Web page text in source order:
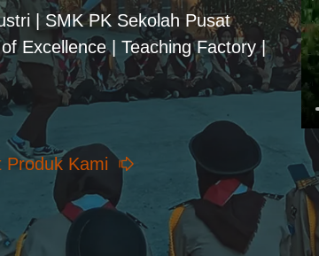
| SMK PK Sekolah Pusat
Excellence | Teaching Factory |
Produk Kami